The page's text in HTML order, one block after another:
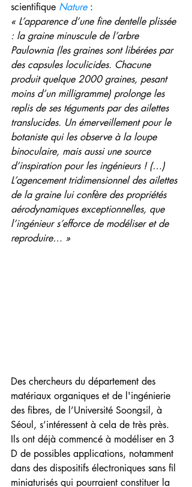
scientifique Nature :
« L’apparence d’une fine dentelle plissée
: la graine minuscule de l’arbre
Paulownia (les graines sont libérées par
des capsules loculicides. Chacune
produit quelque 2000 graines, pesant
moins d’un milligramme) prolonge les
replis de ses téguments par des ailettes
translucides. Un émerveillement pour le
botaniste qui les observe à la loupe
binoculaire, mais aussi une source
d’inspiration pour les ingénieurs ! (…)
L’agencement tridimensionnel des ailettes
de la graine lui confère des propriétés
aérodynamiques exceptionnelles, que
l’ingénieur s’efforce de modéliser et de
reproduire… »
Des chercheurs du département des
matériaux organiques et de l'ingénierie
des fibres, de l’Université Soongsil, à
Séoul, s’intéressent à cela de très près.
Ils ont déjà commencé à modéliser en 3
D de possibles applications, notamment
dans des dispositifs électroniques sans fil
miniaturisés qui pourraient constituer la